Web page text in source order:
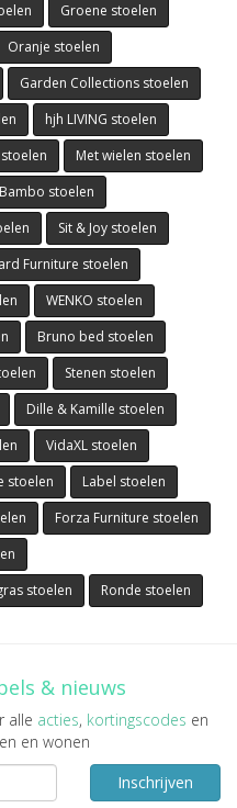
Groene stoelen
Oranje stoelen
Garden Collections stoelen
hjh LIVING stoelen
Met wielen stoelen
Bambo stoelen
Sit & Joy stoelen
Furniture stoelen
WENKO stoelen
Bruno bed stoelen
Stenen stoelen
Dille & Kamille stoelen
VidaXL stoelen
stoelen
Label stoelen
Forza Furniture stoelen
stoelen Ronde stoelen
& nieuws
alle acties, kortingscodes en
en wonen
Inschrijven